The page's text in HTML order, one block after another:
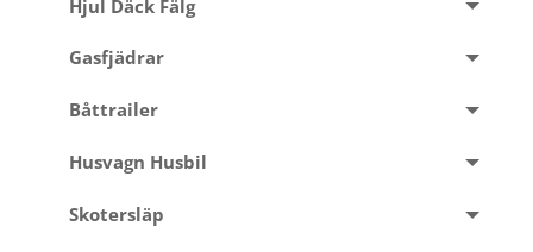
Hjul Däck Fälg
Gasfjädrar
Båttrailer
Husvagn Husbil
Skotersläp